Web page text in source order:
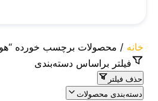
خانه / محصولات برچسب خورده
فیلتر براساس دسته‌بندی
حذف فیلتر
دسته‌بندی محصولات